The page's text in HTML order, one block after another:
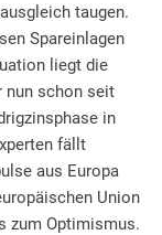
taugen.
Spareinlagen
liegt die
nun schon seit
in
fällt
aus Europa
Union
zum Optimismus.